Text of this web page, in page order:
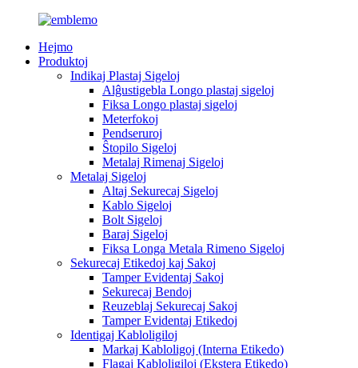
Hejmo
Produktoj
Indikaj Plastaj Sigeloj
Alĝustigebla Longo plastaj sigeloj
Fiksa Longo plastaj sigeloj
Meterfokoj
Pendseruroj
Ŝtopilo Sigeloj
Metalaj Rimenaj Sigeloj
Metalaj Sigeloj
Altaj Sekurecaj Sigeloj
Kablo Sigeloj
Bolt Sigeloj
Baraj Sigeloj
Fiksa Longa Metala Rimeno Sigeloj
Sekurecaj Etikedoj kaj Sakoj
Tamper Evidentaj Sakoj
Sekurecaj Bendoj
Reuzeblaj Sekurecaj Sakoj
Tamper Evidentaj Etikedoj
Identigaj Kabloligiloj
Markaj Kabloligoj (Interna Etikedo)
Flagaj Kabloligiloj (Ekstera Etikedo)